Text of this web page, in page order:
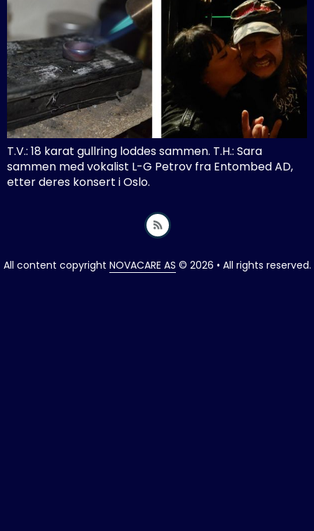
T.V.: 18 karat gullring loddes sammen. T.H.: Sara
sammen med vokalist L-G Petrov fra Entombed AD,
etter deres konsert i Oslo.
All content copyright NOVACARE AS © 2026 • All rights reserved.